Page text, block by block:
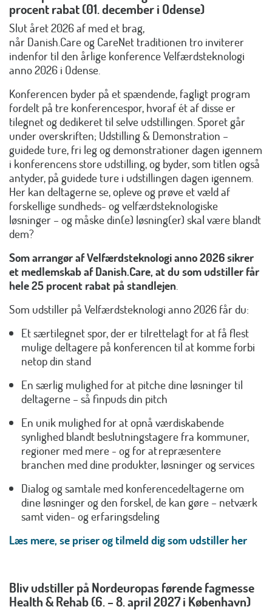
procent rabat (01. december i Odense)
Slut året 2026 af med et brag,
når Danish.Care og CareNet traditionen tro inviterer
indenfor til den årlige konference Velfærdsteknologi
anno 2026 i Odense.
Konferencen byder på et spændende, fagligt program
fordelt på tre konferencespor, hvoraf ét af disse er
tilegnet og dedikeret til selve udstillingen. Sporet går
under overskriften; Udstilling & Demonstration –
guidede ture, fri leg og demonstrationer dagen igennem
i konferencens store udstilling, og byder, som titlen også
antyder, på guidede ture i udstillingen dagen igennem.
Her kan deltagerne se, opleve og prøve et væld af
forskellige sundheds- og velfærdsteknologiske
løsninger – og måske din(e) løsning(er) skal være blandt
dem?
Som arrangør af Velfærdsteknologi anno 2026 sikrer
et medlemskab af Danish.Care, at du som udstiller får
hele 25 procent rabat på standlejen.
Som udstiller på Velfærdsteknologi anno 2026 får du:
Et særtilegnet spor, der er tilrettelagt for at få flest
mulige deltagere på konferencen til at komme forbi
netop din stand
En særlig mulighed for at pitche dine løsninger til
deltagerne – så finpuds din pitch
En unik mulighed for at opnå værdiskabende
synlighed blandt beslutningstagere fra kommuner,
regioner med mere - og for at repræsentere
branchen med dine produkter, løsninger og services
Dialog og samtale med konferencedeltagerne om
dine løsninger og den forskel, de kan gøre – netværk
samt viden- og erfaringsdeling
Læs mere, se priser og tilmeld dig som udstiller her
Bliv udstiller på Nordeuropas førende fagmesse
Health & Rehab (6. – 8. april 2027 i København)